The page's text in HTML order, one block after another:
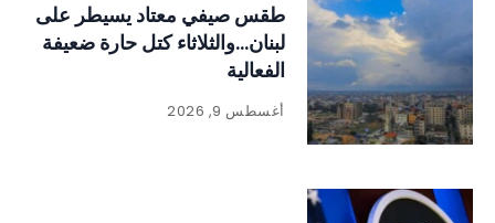
طقس صيفي معتاد يسيطر على
لبنان…والثلاثاء كتل حارة ضعيفة
الفعالية
أغسطس 9, 2026